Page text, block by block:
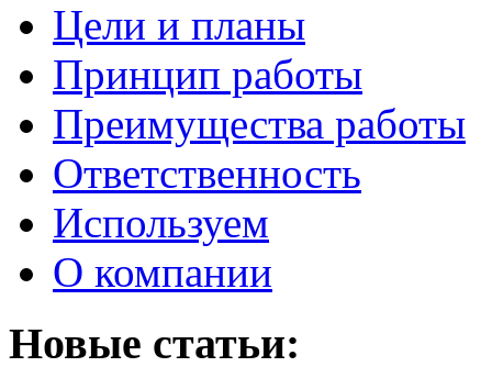
Цели и планы
Принцип работы
Преимущества работы
Ответственность
Используем
О компании
Новые статьи: